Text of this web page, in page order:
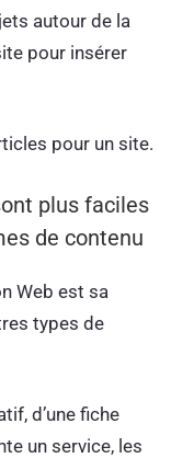
autour de la
pour insérer
pour un site.
plus faciles
de contenu
Web est sa
types de
d’une fiche
un service, les